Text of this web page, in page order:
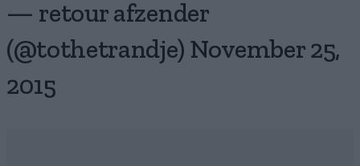
— retour afzender
(@tothetrandje) November 25,
2015